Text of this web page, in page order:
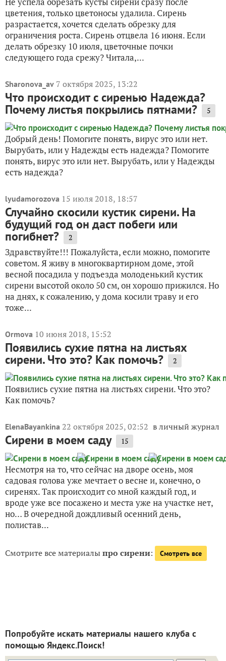
цветения, только цветоносы удалила. Сирень
разрастается, хочется сделать обрезку для
ограничения роста. Сирень отцвела 16 июня. Если
делать обрезку 10 июля, цветочные почки
следующего года срежу? Читала,...
Sharonova_av 7 октября 2025, 13:22
Что происходит с сиренью Надежда?
Почему листья покрылись пятнами? 5
Добрый день! Помогите понять, вирус это или нет.
Вырубать, или у Надежды есть надежда? Помогите
понять, вирус это или нет. Вырубать, или у Надежды
есть надежда?
lyudamorozova 15 июля 2018, 18:57
Случайно скосили кустик сирени. На
будущий год он даст побеги или
погибнет? 2
Здравствуйте!!! Пожалуйста, если можно, помогите
советом. Я живу в многоквартирном доме, этой
весной посадила у подъезда молоденький кустик
сирени высотой около 50 см, он хорошо прижился. Но
на днях, к сожалению, у дома косили траву и его
тоже...
Ormova 10 июня 2018, 15:52
Появились сухие пятна на листьях
сирени. Что это? Как помочь? 2
Появились сухие пятна на листьях сирени. Что это?
Как помочь?
ElenaBayankina 22 октября 2025, 02:52 в личный журнал
Сирени в моем саду 15
Несмотря на то, что сейчас на дворе осень, моя
садовая голова уже мечтает о весне и, конечно, о
сиренях. Так происходит со мной каждый год, и
вроде уже все посажено и места уже на участке нет,
но… В очередной дождливый осенний день,
полистав...
Смотрите все материалыпро сирени: Смотреть все
Попробуйте искать материалы нашего клуба с
помощью Яндекс.Поиск!